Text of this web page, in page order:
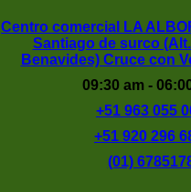
Centro comercial LA
Santiago de surco
Benavides) Cruce con
09:30 am -
+51 963 055
+51 920 296
(01)